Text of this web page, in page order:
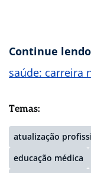
Continue
saúde: carreira
Temas:
atualização
educação médica